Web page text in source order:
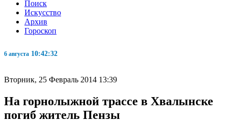
Поиск
Искусство
Архив
Гороскоп
6 августа 10:42:32
Вторник, 25 Февраль 2014 13:39
На горнолыжной трассе в Хвалынске
погиб житель Пензы